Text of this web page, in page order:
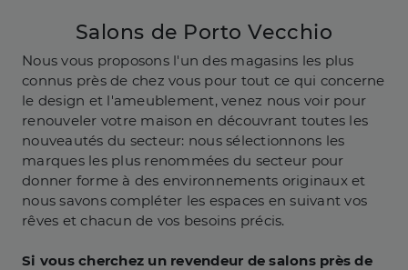
Salons de Porto Vecchio
Nous vous proposons l'un des magasins les plus
connus près de chez vous pour tout ce qui concerne
le design et l'ameublement, venez nous voir pour
renouveler votre maison en découvrant toutes les
nouveautés du secteur: nous sélectionnons les
marques les plus renommées du secteur pour
donner forme à des environnements originaux et
nous savons compléter les espaces en suivant vos
rêves et chacun de vos besoins précis.
Si vous cherchez un revendeur de salons près de